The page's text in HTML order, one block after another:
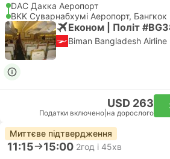
DAC Дакка Аеропорт
BKK Суварнабхумі Аеропорт, Бангкок
Економ | Політ
Biman Bangladesh Airline
USD 263
Податки включено на дорослого
Миттєве підтвердження
11:15 15:00 2год і 45хв